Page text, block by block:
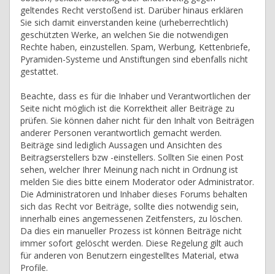
geltendes Recht verstoßend ist. Darüber hinaus erklären
Sie sich damit einverstanden keine (urheberrechtlich)
geschützten Werke, an welchen Sie die notwendigen
Rechte haben, einzustellen. Spam, Werbung, Kettenbriefe,
Pyramiden-Systeme und Anstiftungen sind ebenfalls nicht
gestattet.
Beachte, dass es für die Inhaber und Verantwortlichen der
Seite nicht möglich ist die Korrektheit aller Beiträge zu
prüfen. Sie können daher nicht für den Inhalt von Beiträgen
anderer Personen verantwortlich gemacht werden.
Beiträge sind lediglich Aussagen und Ansichten des
Beitragserstellers bzw -einstellers. Sollten Sie einen Post
sehen, welcher Ihrer Meinung nach nicht in Ordnung ist
melden Sie dies bitte einem Moderator oder Administrator.
Die Administratoren und Inhaber dieses Forums behalten
sich das Recht vor Beiträge, sollte dies notwendig sein,
innerhalb eines angemessenen Zeitfensters, zu löschen.
Da dies ein manueller Prozess ist können Beiträge nicht
immer sofort gelöscht werden. Diese Regelung gilt auch
für anderen von Benutzern eingestelltes Material, etwa
Profile.